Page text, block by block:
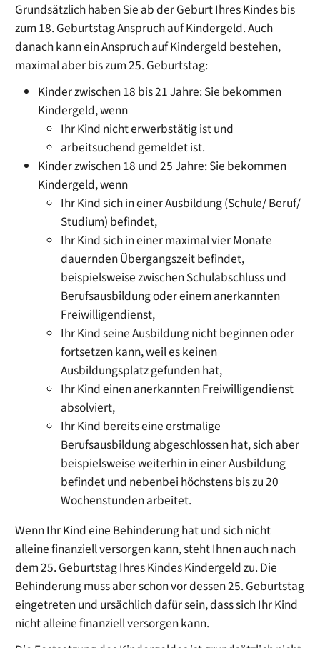
Grundsätzlich haben Sie ab der Geburt Ihres Kindes bis
zum 18. Geburtstag Anspruch auf Kindergeld. Auch
danach kann ein Anspruch auf Kindergeld bestehen,
maximal aber bis zum 25. Geburtstag:
Kinder zwischen 18 bis 21 Jahre: Sie bekommen
Kindergeld, wenn
Ihr Kind nicht erwerbstätig ist und
arbeitsuchend gemeldet ist.
Kinder zwischen 18 und 25 Jahre: Sie bekommen
Kindergeld, wenn
Ihr Kind sich in einer Ausbildung (Schule/ Beruf/
Studium) befindet,
Ihr Kind sich in einer maximal vier Monate
dauernden Übergangszeit befindet,
beispielsweise zwischen Schulabschluss und
Berufsausbildung oder einem anerkannten
Freiwilligendienst,
Ihr Kind seine Ausbildung nicht beginnen oder
fortsetzen kann, weil es keinen
Ausbildungsplatz gefunden hat,
Ihr Kind einen anerkannten Freiwilligendienst
absolviert,
Ihr Kind bereits eine erstmalige
Berufsausbildung abgeschlossen hat, sich aber
beispielsweise weiterhin in einer Ausbildung
befindet und nebenbei höchstens bis zu 20
Wochenstunden arbeitet.
Wenn Ihr Kind eine Behinderung hat und sich nicht
alleine finanziell versorgen kann, steht Ihnen auch nach
dem 25. Geburtstag Ihres Kindes Kindergeld zu. Die
Behinderung muss aber schon vor dessen 25. Geburtstag
eingetreten und ursächlich dafür sein, dass sich Ihr Kind
nicht alleine finanziell versorgen kann.